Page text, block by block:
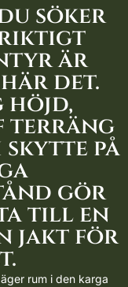
söker
är
det.
höjd,
terräng
på
gör
till en
jakt för
rum i den karga